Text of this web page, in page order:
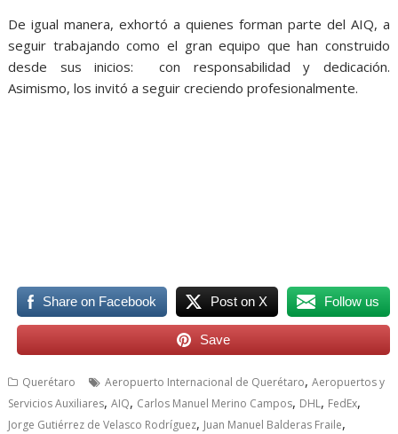
De igual manera, exhortó a quienes forman parte del AIQ, a
seguir trabajando como el gran equipo que han construido
desde sus inicios: con responsabilidad y dedicación.
Asimismo, los invitó a seguir creciendo profesionalmente.
Share on Facebook Post on X Follow us
Save
Querétaro Aeropuerto Internacional de Querétaro,Aeropuertos y
Servicios Auxiliares,AIQ, Carlos Manuel Merino Campos, DHL, FedEx,
Jorge Gutiérrez de Velasco Rodríguez, Juan Manuel Balderas Fraile,